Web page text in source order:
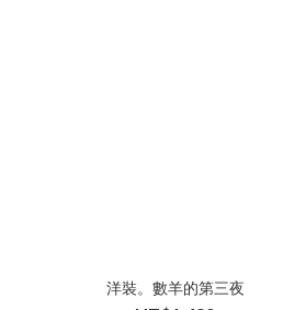
洋裝。數羊的第三夜